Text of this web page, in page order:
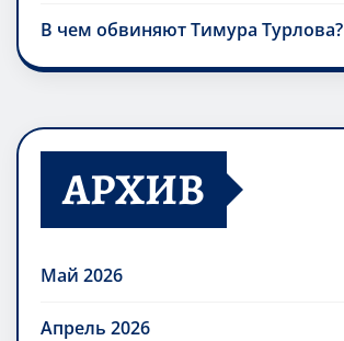
В чем обвиняют Тимура Турлова?
АРХИВ
Май 2026
Апрель 2026